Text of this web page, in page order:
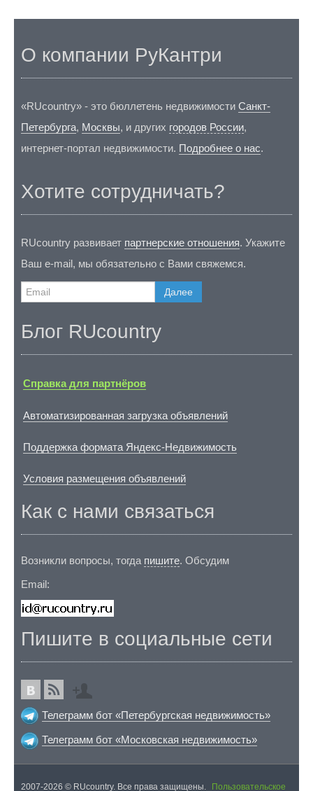
О компании РуКантри
«RUcountry» - это бюллетень недвижимости Санкт-
Петербурга, Москвы, и других городов России,
интернет-портал недвижимости. Подробнее о нас.
Хотите сотрудничать?
RUcountry развивает партнерские отношения. Укажите
Ваш e-mail, мы обязательно с Вами свяжемся.
Далее
Блог RUcountry
Справка для партнёров
Автоматизированная загрузка объявлений
Поддержка формата Яндекс-Недвижимость
Условия размещения объявлений
Как с нами связаться
Возникли вопросы, тогда пишите. Обсудим
Email:
Пишите в социальные сети
Телеграмм бот «Петербургская недвижимость»
Телеграмм бот «Московская недвижимость»
2007-2026 © RUcountry. Все права защищены. Пользовательское